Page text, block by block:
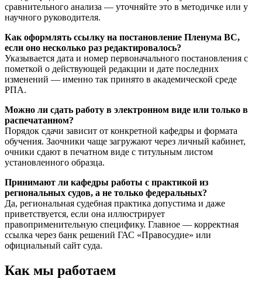
сравнительного анализа — уточняйте это в методичке или у
научного руководителя.
Как оформлять ссылку на постановление Пленума ВС,
если оно несколько раз редактировалось?
Указывается дата и номер первоначального постановления с
пометкой о действующей редакции и дате последних
изменений — именно так принято в академической среде
РПА.
Можно ли сдать работу в электронном виде или только в
распечатанном?
Порядок сдачи зависит от конкретной кафедры и формата
обучения. Заочники чаще загружают через личный кабинет,
очники сдают в печатном виде с титульным листом
установленного образца.
Принимают ли кафедры работы с практикой из
региональных судов, а не только федеральных?
Да, региональная судебная практика допустима и даже
приветствуется, если она иллюстрирует
правоприменительную специфику. Главное — корректная
ссылка через банк решений ГАС «Правосудие» или
официальный сайт суда.
Как мы работаем